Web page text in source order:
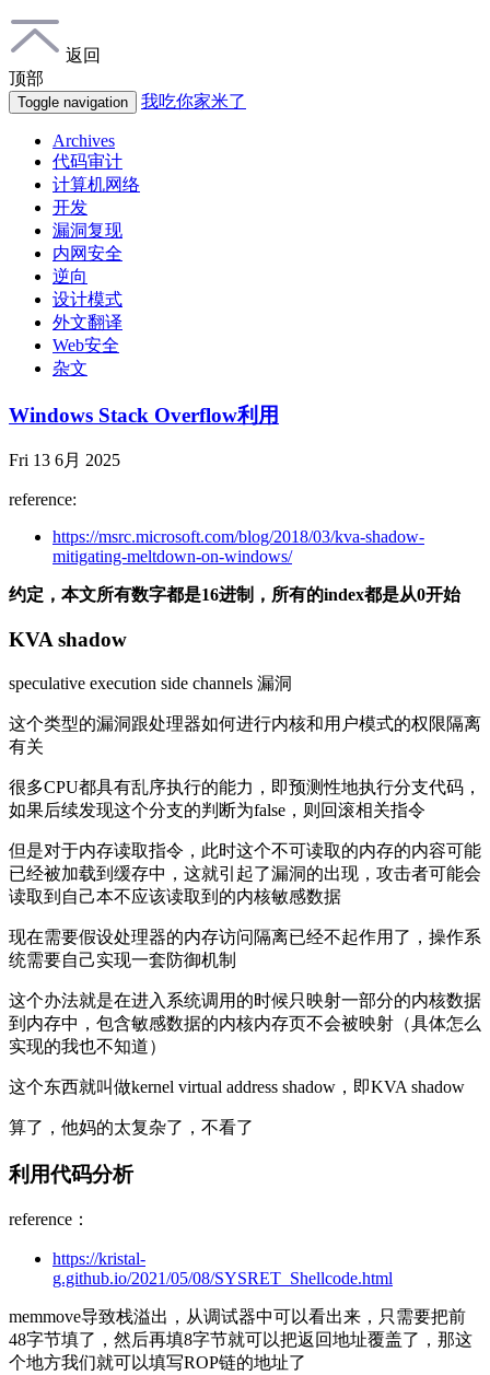
返回
顶部
Toggle navigation 我吃你家米了
Archives
代码审计
计算机网络
开发
漏洞复现
内网安全
逆向
设计模式
外文翻译
Web安全
杂文
Windows Stack Overflow利用
Fri 13 6月 2025
reference:
https://msrc.microsoft.com/blog/2018/03/kva-shadow-
mitigating-meltdown-on-windows/
约定，本文所有数字都是16进制，所有的index都是从0开始
KVA shadow
speculative execution side channels 漏洞
这个类型的漏洞跟处理器如何进行内核和用户模式的权限隔离
有关
很多CPU都具有乱序执行的能力，即预测性地执行分支代码，
如果后续发现这个分支的判断为false，则回滚相关指令
但是对于内存读取指令，此时这个不可读取的内存的内容可能
已经被加载到缓存中，这就引起了漏洞的出现，攻击者可能会
读取到自己本不应该读取到的内核敏感数据
现在需要假设处理器的内存访问隔离已经不起作用了，操作系
统需要自己实现一套防御机制
这个办法就是在进入系统调用的时候只映射一部分的内核数据
到内存中，包含敏感数据的内核内存页不会被映射（具体怎么
实现的我也不知道）
这个东西就叫做kernel virtual address shadow，即KVA shadow
算了，他妈的太复杂了，不看了
利用代码分析
reference：
https://kristal-
g.github.io/2021/05/08/SYSRET_Shellcode.html
memmove导致栈溢出，从调试器中可以看出来，只需要把前
48字节填了，然后再填8字节就可以把返回地址覆盖了，那这
个地方我们就可以填写ROP链的地址了